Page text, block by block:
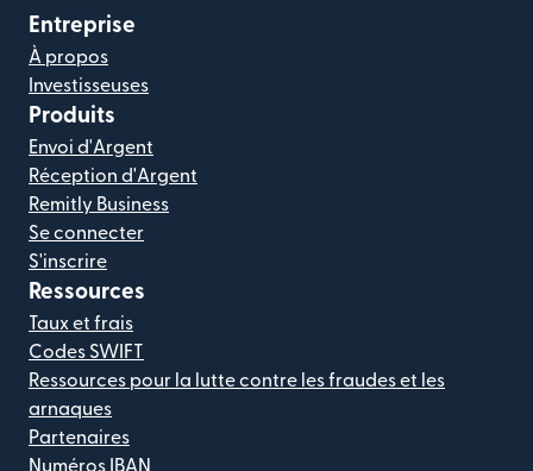
Entreprise
À propos
Investisseuses
Produits
Envoi d'Argent
Réception d'Argent
Remitly Business
Se connecter
S'inscrire
Ressources
Taux et frais
Codes SWIFT
Ressources pour la lutte contre les fraudes et les
arnaques
Partenaires
Numéros IBAN